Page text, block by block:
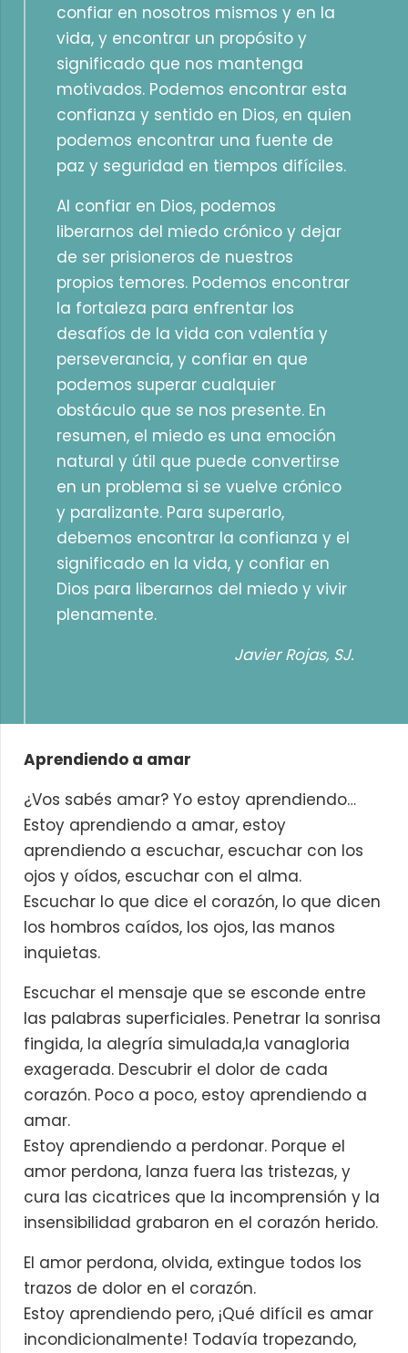
confiar en nosotros mismos y en la
vida, y encontrar un propósito y
significado que nos mantenga
motivados. Podemos encontrar esta
confianza y sentido en Dios, en quien
podemos encontrar una fuente de
paz y seguridad en tiempos difíciles.
Al confiar en Dios, podemos
liberarnos del miedo crónico y dejar
de ser prisioneros de nuestros
propios temores. Podemos encontrar
la fortaleza para enfrentar los
desafíos de la vida con valentía y
perseverancia, y confiar en que
podemos superar cualquier
obstáculo que se nos presente. En
resumen, el miedo es una emoción
natural y útil que puede convertirse
en un problema si se vuelve crónico
y paralizante. Para superarlo,
debemos encontrar la confianza y el
significado en la vida, y confiar en
Dios para liberarnos del miedo y vivir
plenamente.
Javier Rojas, SJ.
Aprendiendo a amar
¿Vos sabés amar? Yo estoy aprendiendo…
Estoy aprendiendo a amar, estoy
aprendiendo a escuchar, escuchar con los
ojos y oídos, escuchar con el alma.
Escuchar lo que dice el corazón, lo que dicen
los hombros caídos, los ojos, las manos
inquietas.
Escuchar el mensaje que se esconde entre
las palabras superficiales. Penetrar la sonrisa
fingida, la alegría simulada,la vanagloria
exagerada. Descubrir el dolor de cada
corazón. Poco a poco, estoy aprendiendo a
amar.
Estoy aprendiendo a perdonar. Porque el
amor perdona, lanza fuera las tristezas, y
cura las cicatrices que la incomprensión y la
insensibilidad grabaron en el corazón herido.
El amor perdona, olvida, extingue todos los
trazos de dolor en el corazón.
Estoy aprendiendo pero, ¡Qué difícil es amar
incondicionalmente! Todavía tropezando,